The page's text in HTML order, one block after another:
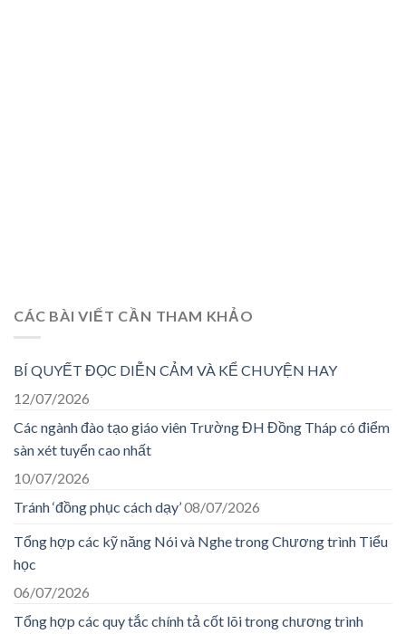
CÁC BÀI VIẾT CẦN THAM KHẢO
BÍ QUYẾT ĐỌC DIỄN CẢM VÀ KỂ CHUYỆN HAY
12/07/2026
Các ngành đào tạo giáo viên Trường ĐH Đồng Tháp có điểm
sàn xét tuyển cao nhất
10/07/2026
Tránh ‘đồng phục cách dạy’08/07/2026
Tổng hợp các kỹ năng Nói và Nghe trong Chương trình Tiểu
học
06/07/2026
Tổng hợp các quy tắc chính tả cốt lõi trong chương trình